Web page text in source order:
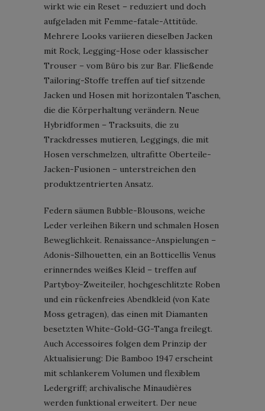
wirkt wie ein Reset – reduziert und doch
aufgeladen mit Femme-fatale-Attitüde.
Mehrere Looks variieren dieselben Jacken
mit Rock, Legging-Hose oder klassischer
Trouser – vom Büro bis zur Bar. Fließende
Tailoring-Stoffe treffen auf tief sitzende
Jacken und Hosen mit horizontalen Taschen,
die die Körperhaltung verändern. Neue
Hybridformen – Tracksuits, die zu
Trackdresses mutieren, Leggings, die mit
Hosen verschmelzen, ultrafitte Oberteile-
Jacken-Fusionen – unterstreichen den
produktzentrierten Ansatz.
Federn säumen Bubble-Blousons, weiche
Leder verleihen Bikern und schmalen Hosen
Beweglichkeit. Renaissance-Anspielungen –
Adonis-Silhouetten, ein an Botticellis Venus
erinnerndes weißes Kleid – treffen auf
Partyboy-Zweiteiler, hochgeschlitzte Roben
und ein rückenfreies Abendkleid (von Kate
Moss getragen), das einen mit Diamanten
besetzten White-Gold-GG-Tanga freilegt.
Auch Accessoires folgen dem Prinzip der
Aktualisierung: Die Bamboo 1947 erscheint
mit schlankerem Volumen und flexiblem
Ledergriff; archivalische Minaudières
werden funktional erweitert. Der neue